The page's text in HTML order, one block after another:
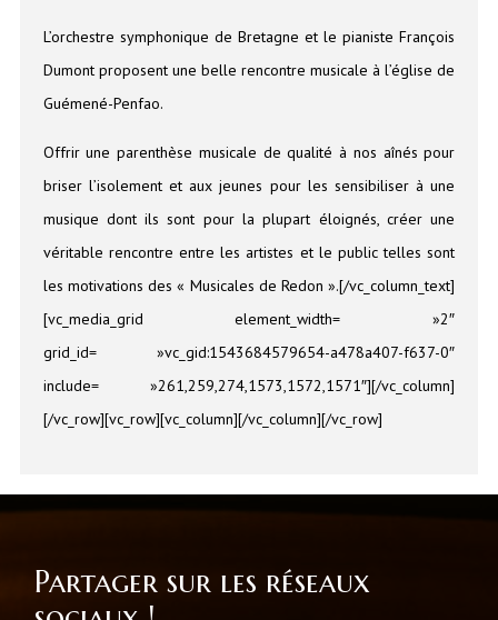
L’orchestre symphonique de Bretagne et le pianiste François
Dumont proposent une belle rencontre musicale à l’église de
Guémené-Penfao.
Offrir une parenthèse musicale de qualité à nos aînés pour
briser l’isolement et aux jeunes pour les sensibiliser à une
musique dont ils sont pour la plupart éloignés, créer une
véritable rencontre entre les artistes et le public telles sont
les motivations des « Musicales de Redon ».[/vc_column_text]
[vc_media_grid element_width= »2″
grid_id= »vc_gid:1543684579654-a478a407-f637-0″
include= »261,259,274,1573,1572,1571″][/vc_column]
[/vc_row][vc_row][vc_column][/vc_column][/vc_row]
Partager sur les réseaux